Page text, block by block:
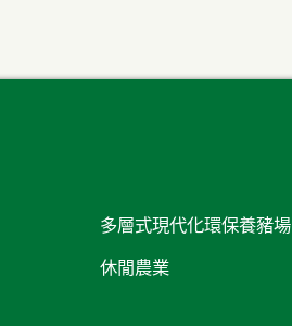
多層式現代化環保養豬場
休閒農業